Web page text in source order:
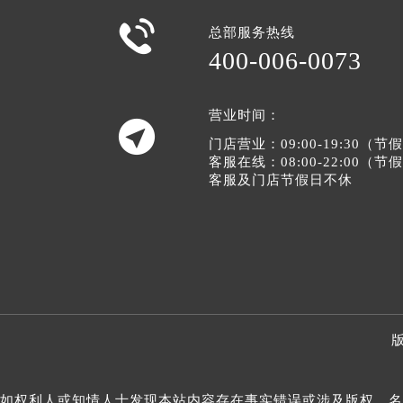
 总部服务热线
400-006-0073

营业时间：
门店营业：09:00-19:30（节
客服在线：08:00-22:00（节
客服及门店节假日不休